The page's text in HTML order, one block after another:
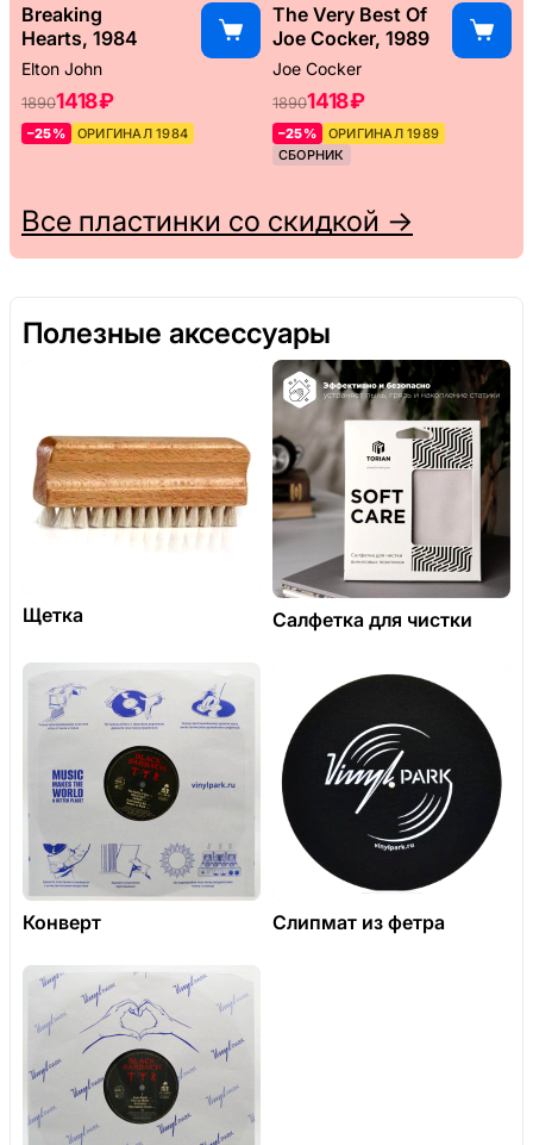
Breaking
Hearts, 1984
Elton John
18901418 ₽
–25% ОРИГИНАЛ 1984
The Very Best Of
Joe Cocker, 1989
Joe Cocker
18901418 ₽
–25%
ОРИГИНАЛ 1989
СБОРНИК
Все пластинки со скидкой →
Полезные аксессуары
Щетка Салфетка для чистки
Конверт Слипмат из фетра